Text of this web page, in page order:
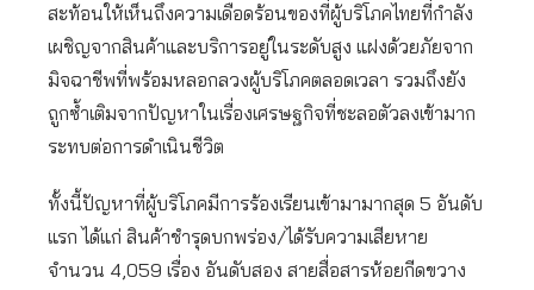
สะท้อนให้เห็นถึงความเดือดร้อนของที่ผู้บริโภคไทยที่กำลัง
เผชิญจากสินค้าและบริการอยู่ในระดับสูง แฝงด้วยภัยจาก
มิจฉาชีพที่พร้อมหลอกลวงผู้บริโภคตลอดเวลา รวมถึงยัง
ถูกซ้ำเติมจากปัญหาในเรื่องเศรษฐกิจที่ชะลอตัวลงเข้ามาก
ระทบต่อการดำเนินชีวิต
ทั้งนี้ปัญหาที่ผู้บริโภคมีการร้องเรียนเข้ามามากสุด 5 อันดับ
แรก ได้แก่ สินค้าชำรุดบกพร่อง/ได้รับความเสียหาย
จำนวน 4,059 เรื่อง อันดับสอง สายสื่อสารห้อยกีดขวาง